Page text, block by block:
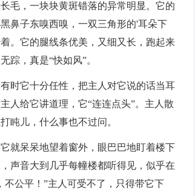
毛，一块块黄斑错落的异常明显。它的
鼻子东嗅西嗅，一双三角形的'耳朵下
。它的腿线条优美，又细又长，跑起来
踪，真是“快如风”。
时它十分任性，把主人对它说的话当耳
人给它讲道理，它“连连点头”。主人散
盹儿，什么事也不过问。
就呆呆地望着窗外，眼巴巴地盯着楼下
声音大到几乎每幢楼都听得见，似乎在
公平！”主人可受不了，只得带它下